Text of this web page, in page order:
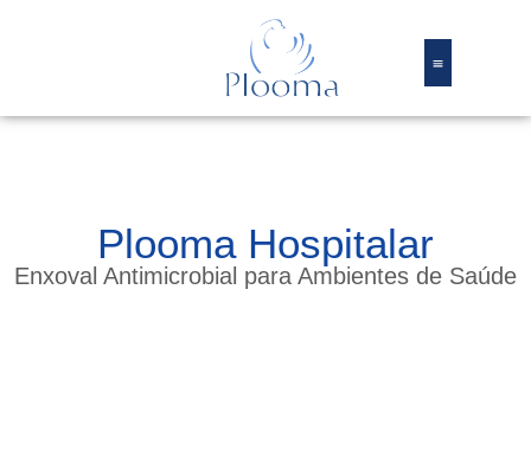
Plooma Hospitalar
Enxoval Antimicrobial para Ambientes de Saúde